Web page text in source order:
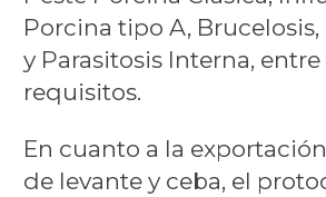
Porcina tipo A,
y Parasitosis Interna,
requisitos.
En cuanto a la
de levante y ceba, el